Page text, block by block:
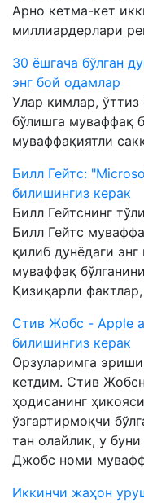
Арно кетма-кет
миллиардерлари
30 ёшгача бўлган
энг бой одамлар
Улар кимлар,
бўлишга муваффақ
муваффақиятли
Билл Гейтс:
билишингиз керак
Билл Гейтснинг
Билл Гейтс
қилиб дунёдаги
муваффақ
Қизиқарли
Стив Жобс - Apple
билишингиз керак
Орзуларимга
кетдим. Стив
ҳодисанинг
ўзгартирмоқчи
тан олайлик, у
Джобс номи
Иккинчи жаҳон